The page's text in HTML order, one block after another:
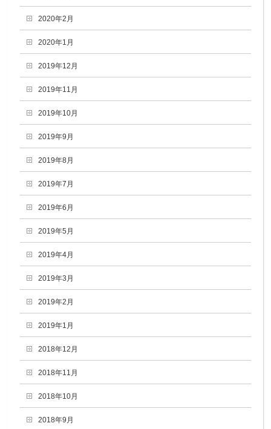
2020年2月
2020年1月
2019年12月
2019年11月
2019年10月
2019年9月
2019年8月
2019年7月
2019年6月
2019年5月
2019年4月
2019年3月
2019年2月
2019年1月
2018年12月
2018年11月
2018年10月
2018年9月